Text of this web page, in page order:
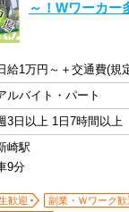
～！Wワーカー
給1万円～＋交通費(規
ルバイト・パート
3日以上 1日7時間以上
崎駅
9分
歓迎
副業・Ｗワーク歓